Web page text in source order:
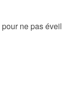
ne pas